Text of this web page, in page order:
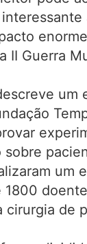
II Guerra
um
sobre
um
1800
cirurgia de